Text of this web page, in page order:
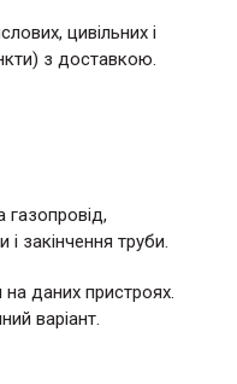
цивільних і
з доставкою.
газопровід,
закінчення труби.
на даних пристроях.
варіант.